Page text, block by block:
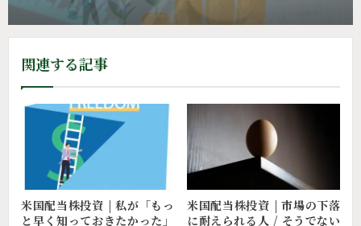
関連する記事
米国配当株投資 | 私が「もっ
と早く知っておきたかった」
米国配当株投資 | 市場の下落
に耐えられる人 / そうでない